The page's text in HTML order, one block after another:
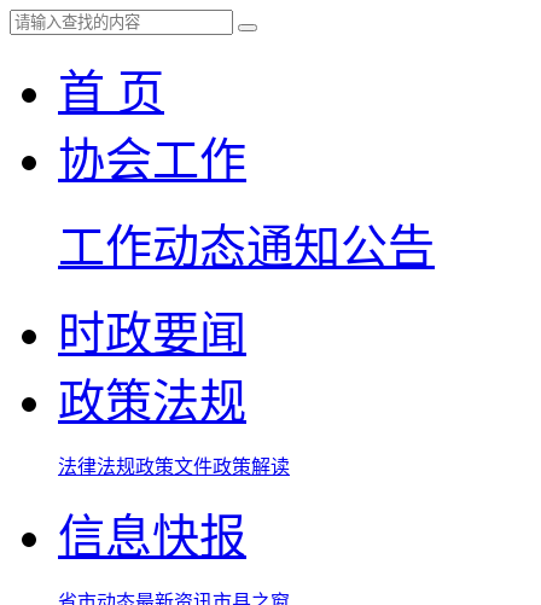
首 页
协会工作
工作动态通知公告
时政要闻
政策法规
法律法规政策文件政策解读
信息快报